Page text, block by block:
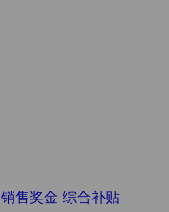
销售奖金 综合补贴